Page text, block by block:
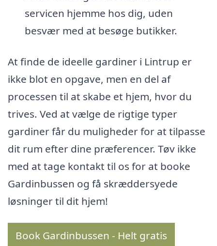
servicen hjemme hos dig, uden
besvær med at besøge butikker.
At finde de ideelle gardiner i Lintrup er
ikke blot en opgave, men en del af
processen til at skabe et hjem, hvor du
trives. Ved at vælge de rigtige typer
gardiner får du muligheder for at tilpasse
dit rum efter dine præferencer. Tøv ikke
med at tage kontakt til os for at booke
Gardinbussen og få skræddersyede
løsninger til dit hjem!
Book Gardinbussen - Helt gratis